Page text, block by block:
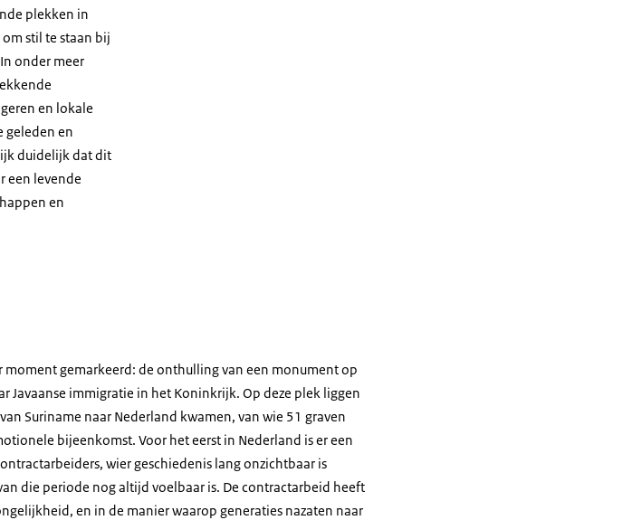
plekken in
stil te staan bij
onder meer
en lokale
geleden en
duidelijk dat dit
een levende
en
gemarkeerd: de onthulling van een monument op
Javaanse immigratie in het Koninkrijk. Op deze plek liggen
Suriname naar Nederland kwamen, van wie 51 graven
bijeenkomst. Voor het eerst in Nederland is er een
wier geschiedenis lang onzichtbaar is
die periode nog altijd voelbaar is. De contractarbeid heeft
en in de manier waarop generaties nazaten naar